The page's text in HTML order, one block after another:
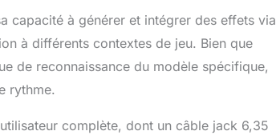
capacité à générer et intégrer des effets via
à différents contextes de jeu. Bien que
de reconnaissance du modèle spécifique,
rythme.
complète, dont un câble jack 6,35